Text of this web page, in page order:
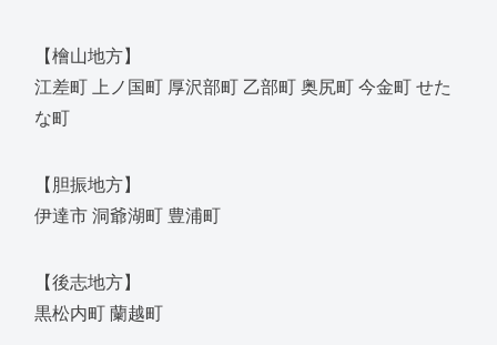
【檜山地方】
江差町 上ノ国町 厚沢部町 乙部町 奥尻町 今金町 せた
な町
【胆振地方】
伊達市 洞爺湖町 豊浦町
【後志地方】
黒松内町 蘭越町